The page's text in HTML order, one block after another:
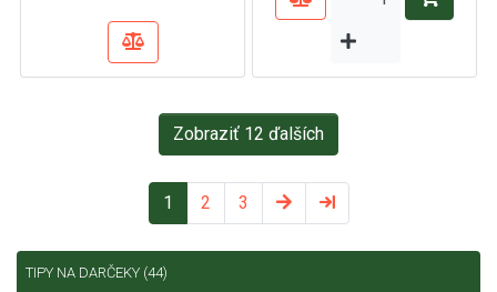
Zobraziť 12 ďalších
1 2 3
TIPY NA DARČEKY (44)